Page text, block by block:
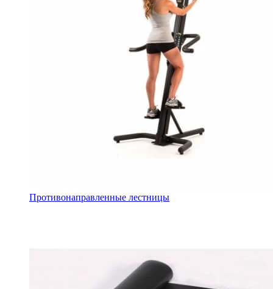
Противонаправленные лестницы